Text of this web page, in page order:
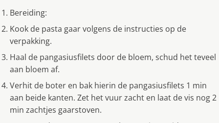
Bereiding:
Kook de pasta gaar volgens de instructies op de
verpakking.
Haal de pangasiusfilets door de bloem, schud het teveel
aan bloem af.
Verhit de boter en bak hierin de pangasiusfilets 1 min
aan beide kanten. Zet het vuur zacht en laat de vis nog 2
min zachtjes gaarstoven.